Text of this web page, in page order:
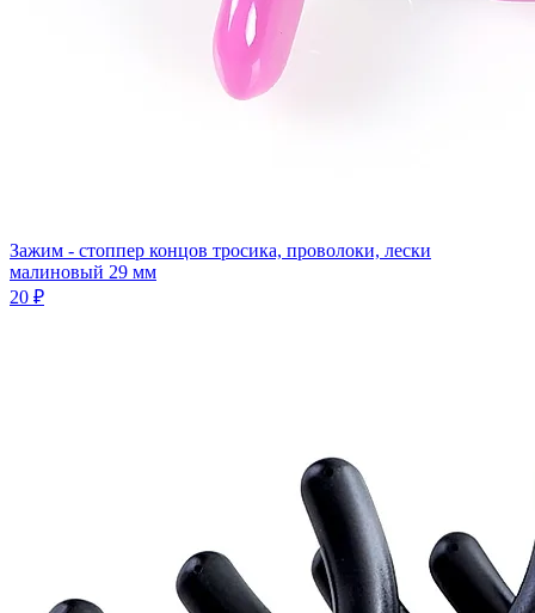
Зажим - стоппер концов тросика, проволоки, лески
малиновый 29 мм
20 ₽